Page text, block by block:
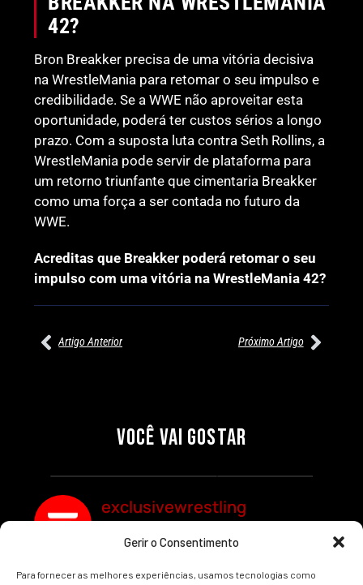
Gerir o Consentimento
Para fornecer as melhores experiências, usamos tecnologias como
42?
Bron Breakker precisa de uma vitória decisiva
na WrestleMania para retomar o seu impulso e
credibilidade. Se a WWE não aproveitar esta
oportunidade, poderá ter custos sérios a longo
prazo. Com a suposta luta contra Seth Rollins, a
WrestleMania pode servir de plataforma para
um retorno triunfante que cimentaria Breakker
como uma força a ser contada no futuro da
WWE.
Acreditas que Breakker poderá retomar o seu
impulso com uma vitória na WrestleMania 42?
Artigo Anterior Próximo Artigo
VOCÊ VAI GOSTAR
SEGMENTOS A NÃO PERDER
Por exclusivewrestling
MUNDIAL FEMININO NA AEW
REDEMPTION
Por exclusivewrestling
exclusivewrestling
Ver mais Artigos